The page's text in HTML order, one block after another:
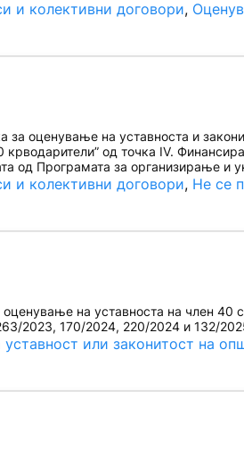
и колективни договори,
оценување на уставноста и
крводарители” од точка IV.
од Програмата за организирање и
и колективни договори, Не се
на уставноста на член 40
2023, 170/2024, 220/2024 и 132/
или законитост на